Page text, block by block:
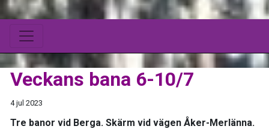
Veckans bana 6-10/7
4 jul 2023
Tre banor vid Berga. Skärm vid vägen Åker-Merlänna.